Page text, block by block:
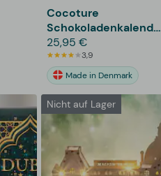
Cocoture
Schokoladenkalender
- Blau
25,95 €
3,9
Made in Denmark
Nicht auf Lager